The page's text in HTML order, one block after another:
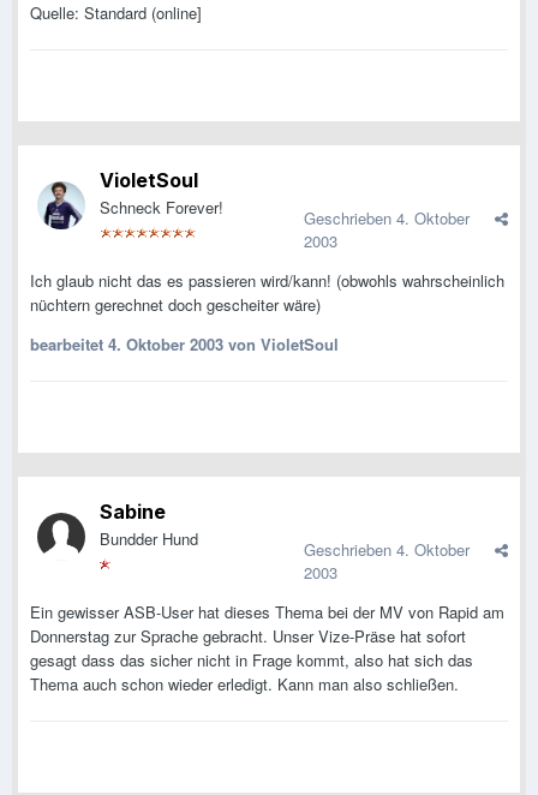
Quelle: Standard (online]
VioletSoul
Schneck Forever! Geschrieben 4. Oktober
2003
Ich glaub nicht das es passieren wird/kann! (obwohls wahrscheinlich
nüchtern gerechnet doch gescheiter wäre)
bearbeitet 4. Oktober 2003 von VioletSoul
Sabine
Bundder Hund Geschrieben 4. Oktober
2003
Ein gewisser ASB-User hat dieses Thema bei der MV von Rapid am
Donnerstag zur Sprache gebracht. Unser Vize-Präse hat sofort
gesagt dass das sicher nicht in Frage kommt, also hat sich das
Thema auch schon wieder erledigt. Kann man also schließen.